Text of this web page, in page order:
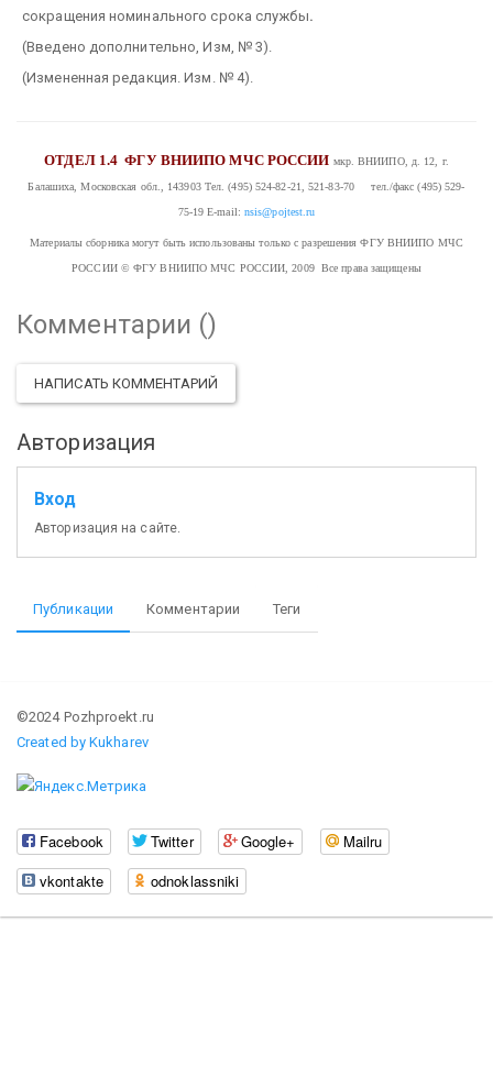
сокращения номинального срока службы.
(Введено дополнительно, Изм, № 3).
(Измененная редакция. Изм. № 4).
ОТДЕЛ 1.4ФГУ ВНИИПО МЧС РОССИИ мкр. ВНИИПО, д. 12, г.
Балашиха, Московская обл., 143903Тел. (495) 524-82-21, 521-83-70 тел./факс (495) 529-
75-19 E-mail: nsis@pojtest.ru
Материалы сборника могут быть использованы только с разрешения ФГУ ВНИИПО МЧС
РОССИИ© ФГУ ВНИИПО МЧС РОССИИ, 2009 Все права защищены
Комментарии ()
НАПИСАТЬ КОММЕНТАРИЙ
Авторизация
Вход
Авторизация на сайте.
Публикации Комментарии Теги
©2024 Pozhproekt.ru
Created by Kukharev
Facebook Twitter Google+
Mailru
vkontakte
odnoklassniki